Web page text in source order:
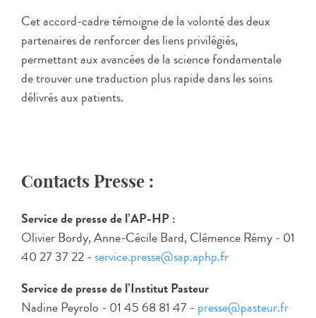
Cet accord-cadre témoigne de la volonté des deux
partenaires de renforcer des liens privilégiés,
permettant aux avancées de la science fondamentale
de trouver une traduction plus rapide dans les soins
délivrés aux patients.
Contacts Presse :
Service de presse de l’AP-HP :
Olivier Bordy, Anne-Cécile Bard, Clémence Rémy - 01
40 27 37 22 -service.presse@sap.aphp.fr
Service de presse de l’Institut Pasteur
Nadine Peyrolo - 01 45 68 81 47 - presse@pasteur.fr